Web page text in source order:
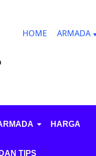
HOME ARMADA
HARGA
TIPS